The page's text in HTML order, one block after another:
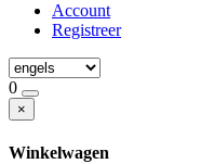
Account
Registreer
0
×
Winkelwagen